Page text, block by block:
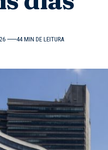
44 MIN DE LEITURA